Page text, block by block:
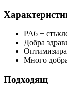
PA6 +
Добра
Много
Подходящ